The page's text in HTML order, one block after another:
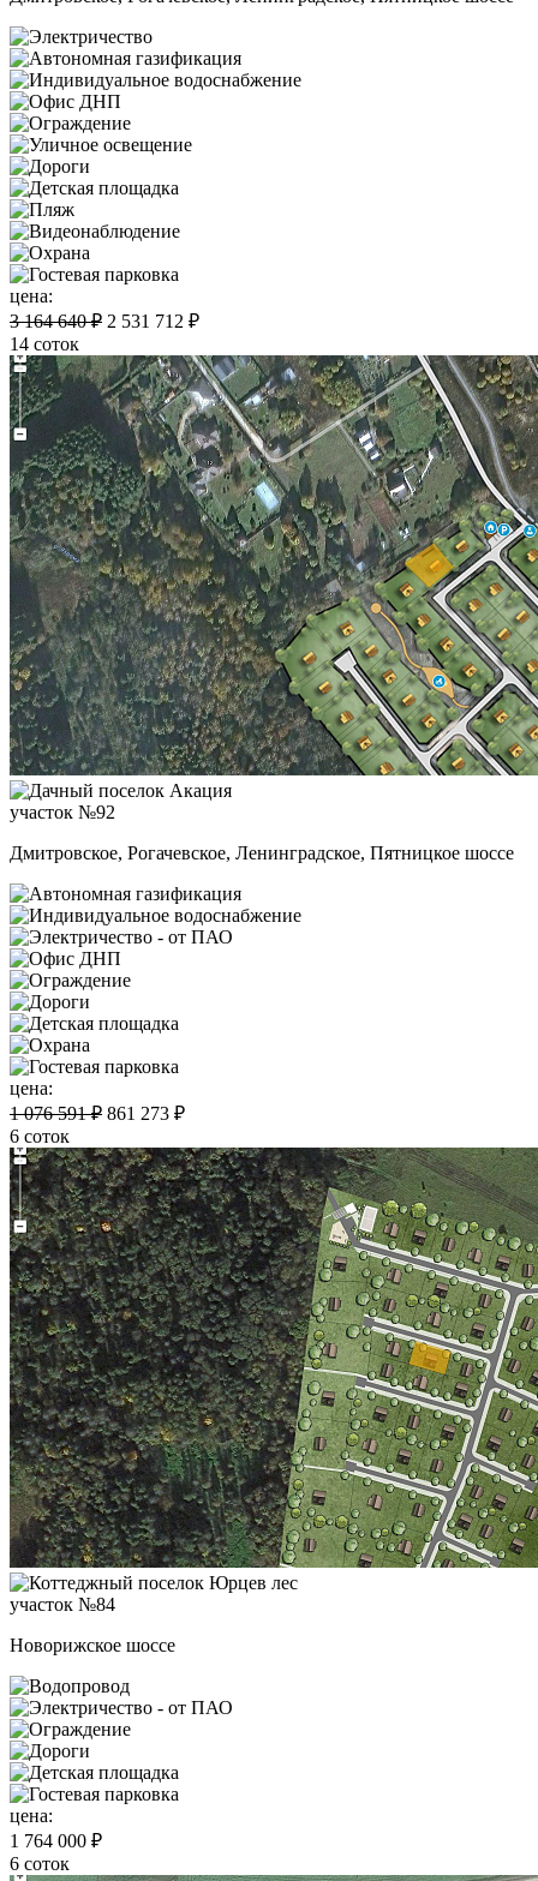
цена:
3 164 640 ₽ 2 531 712 ₽
14 соток
участок №92
Дмитровское, Рогачевское, Ленинградское, Пятницкое шоссе
цена:
1 076 591 ₽ 861 273 ₽
6 соток
участок №84
Новорижское шоссе
цена:
1 764 000 ₽
6 соток